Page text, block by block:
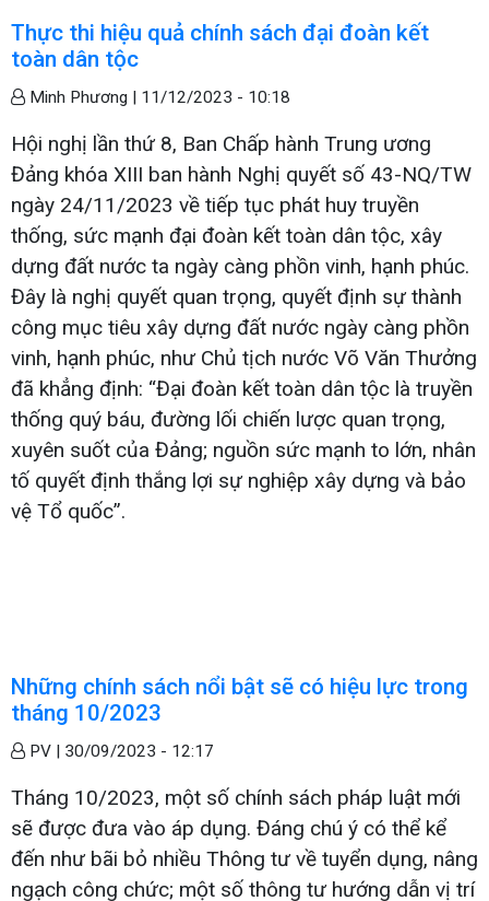
Thực thi hiệu quả chính sách đại đoàn kết
toàn dân tộc
Minh Phương | 11/12/2023 - 10:18
Hội nghị lần thứ 8, Ban Chấp hành Trung ương
Đảng khóa XIII ban hành Nghị quyết số 43-NQ/TW
ngày 24/11/2023 về tiếp tục phát huy truyền
thống, sức mạnh đại đoàn kết toàn dân tộc, xây
dựng đất nước ta ngày càng phồn vinh, hạnh phúc.
Đây là nghị quyết quan trọng, quyết định sự thành
công mục tiêu xây dựng đất nước ngày càng phồn
vinh, hạnh phúc, như Chủ tịch nước Võ Văn Thưởng
đã khẳng định: “Đại đoàn kết toàn dân tộc là truyền
thống quý báu, đường lối chiến lược quan trọng,
xuyên suốt của Đảng; nguồn sức mạnh to lớn, nhân
tố quyết định thắng lợi sự nghiệp xây dựng và bảo
vệ Tổ quốc”.
Những chính sách nổi bật sẽ có hiệu lực trong
tháng 10/2023
PV | 30/09/2023 - 12:17
Tháng 10/2023, một số chính sách pháp luật mới
sẽ được đưa vào áp dụng. Đáng chú ý có thể kể
đến như bãi bỏ nhiều Thông tư về tuyển dụng, nâng
ngạch công chức; một số thông tư hướng dẫn vị trí